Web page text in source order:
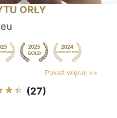
ORŁY
Pokaż więcej >>
(27)